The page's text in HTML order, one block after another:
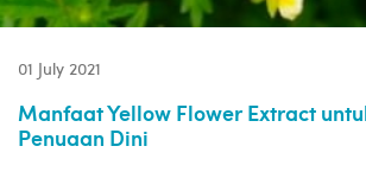
01 July 2021
Manfaat Yellow Flower Extract
Penuaan Dini